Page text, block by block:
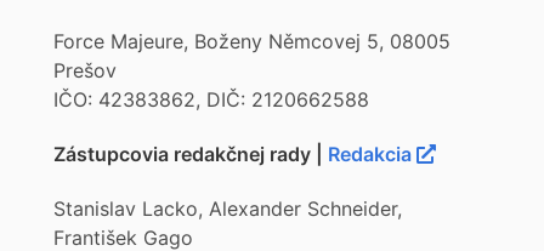
Force Majeure, Boženy Němcovej 5, 08005
Prešov
IČO: 42383862, DIČ: 2120662588
Zástupcovia redakčnej rady | Redakcia
Stanislav Lacko, Alexander Schneider,
František Gago